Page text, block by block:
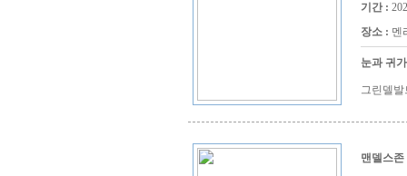
기간 :
장소 : 멘
눈과 귀
그린델
맨델스